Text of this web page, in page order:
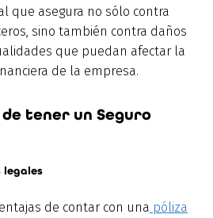
que asegura no sólo contra
sino también contra daños
que puedan afectar la
de la empresa.
tener un Seguro
legales
de contar con una póliza